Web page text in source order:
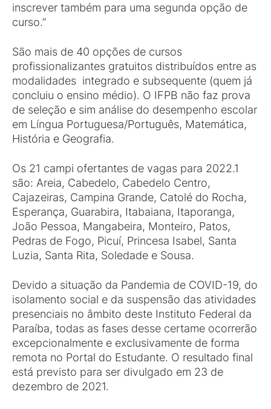
inscrever também para uma segunda opção de
curso.”
São mais de 40 opções de cursos
profissionalizantes gratuitos distribuídos entre as
modalidades integrado e subsequente (quem já
concluiu o ensino médio). O IFPB não faz prova
de seleção e sim análise do desempenho escolar
em Língua Portuguesa/Português, Matemática,
História e Geografia.
Os 21 campi ofertantes de vagas para 2022.1
são: Areia, Cabedelo, Cabedelo Centro,
Cajazeiras, Campina Grande, Catolé do Rocha,
Esperança, Guarabira, Itabaiana, Itaporanga,
João Pessoa, Mangabeira, Monteiro, Patos,
Pedras de Fogo, Picuí, Princesa Isabel, Santa
Luzia, Santa Rita, Soledade e Sousa.
Devido a situação da Pandemia de COVID-19, do
isolamento social e da suspensão das atividades
presenciais no âmbito deste Instituto Federal da
Paraíba, todas as fases desse certame ocorrerão
excepcionalmente e exclusivamente de forma
remota no Portal do Estudante. O resultado final
está previsto para ser divulgado em 23 de
dezembro de 2021.